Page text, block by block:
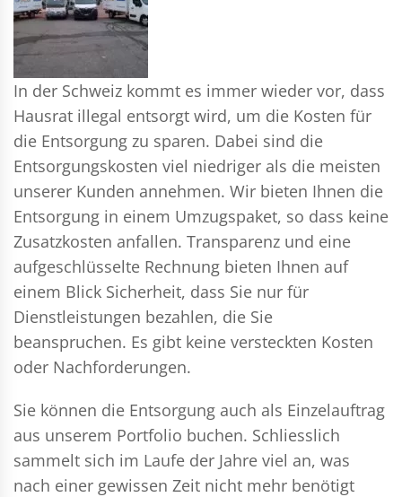
In der Schweiz kommt es immer wieder vor, dass
Hausrat illegal entsorgt wird, um die Kosten für
die Entsorgung zu sparen. Dabei sind die
Entsorgungskosten viel niedriger als die meisten
unserer Kunden annehmen. Wir bieten Ihnen die
Entsorgung in einem Umzugspaket, so dass keine
Zusatzkosten anfallen. Transparenz und eine
aufgeschlüsselte Rechnung bieten Ihnen auf
einem Blick Sicherheit, dass Sie nur für
Dienstleistungen bezahlen, die Sie
beanspruchen. Es gibt keine versteckten Kosten
oder Nachforderungen.
Sie können die Entsorgung auch als Einzelauftrag
aus unserem Portfolio buchen. Schliesslich
sammelt sich im Laufe der Jahre viel an, was
nach einer gewissen Zeit nicht mehr benötigt